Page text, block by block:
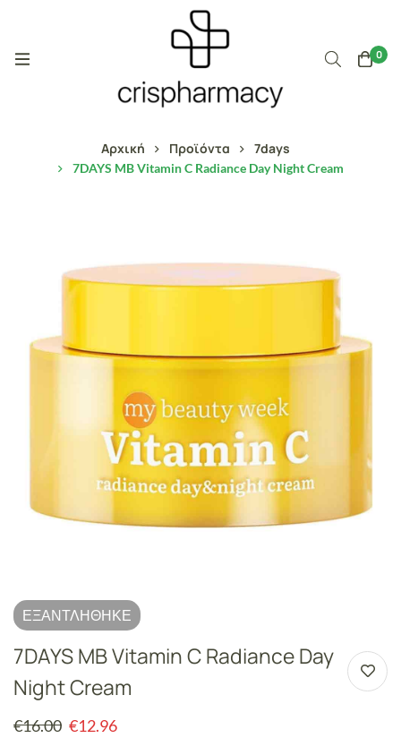
0
Αρχική Προϊόντα 7days
7DAYS MB Vitamin C Radiance Day Night Cream
ΕΞΑΝΤΛΉΘΗΚΕ
7DAYS MB Vitamin C Radiance Day
Night Cream
€16.00 €12.96